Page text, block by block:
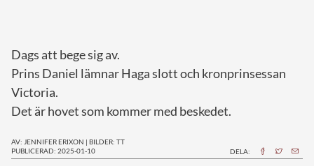
Dags att bege sig av.
Prins Daniel lämnar Haga slott och kronprinsessan
Victoria.
Det är hovet som kommer med beskedet.
AV: JENNIFER ERIXON | BILDER: TT
PUBLICERAD: 2025-01-10
DELA: